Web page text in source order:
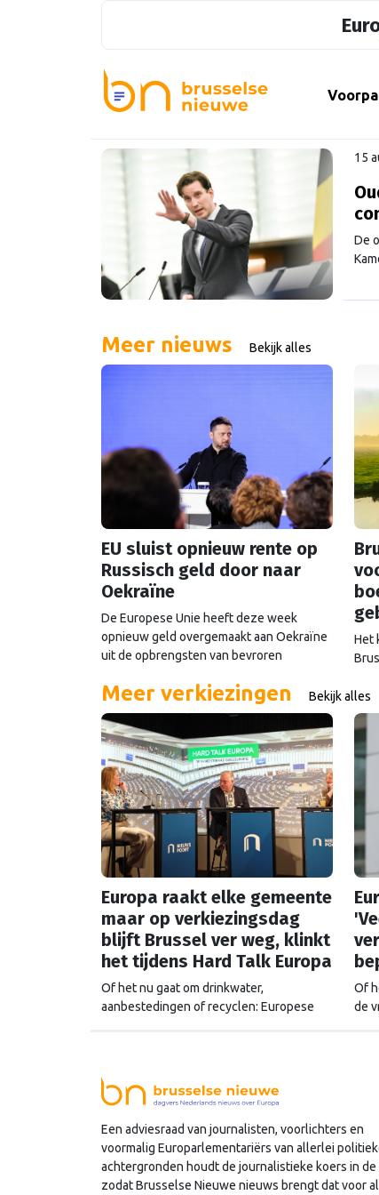
15
De
Meer nieuws Bekijk alles
EU sluist opnieuw rente op
Russisch geld door naar
Oekraïne
De Europese Unie heeft deze week
opnieuw geld overgemaakt aan Oekraïne
uit de opbrengsten van bevroren
miljard euro. Dat is de rente op het geld
dat de Russische Centrale Bank ooit bij de
Belgische bank Euroclear parkeerde. De
EU bevroor dat geld na de Russische inval
in Oekraïne. Het …Continued
Het
Meer verkiezingen Bekijk alles
Europa raakt elke gemeente
maar op verkiezingsdag
blijft Brussel ver weg, klinkt
het tijdens Hard Talk Europa
Of het nu gaat om drinkwater,
aanbestedingen of recyclen: Europese
en Judith Sargentini hierover met
Europarlementariër Jeannette Baljeu. De
eigen postzegel ook.
Of
de
ook
Een adviesraad van journalisten, voorlichters en
voormalig Europarlementariërs van allerlei
achtergronden houdt de journalistieke koers in de
zodat Brusselse Nieuwe nieuws brengt dat voor